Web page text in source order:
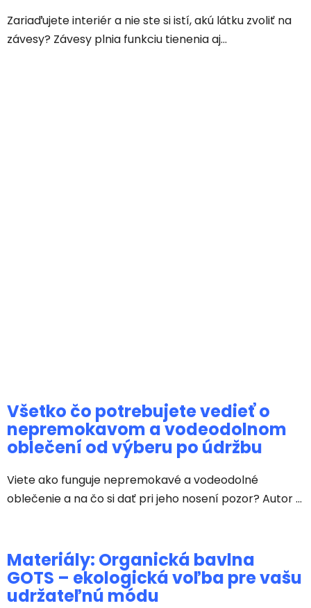
Zariaďujete interiér a nie ste si istí, akú látku zvoliť na
závesy? Závesy plnia funkciu tienenia aj...
Všetko čo potrebujete vedieť o
nepremokavom a vodeodolnom
oblečení od výberu po údržbu
Viete ako funguje nepremokavé a vodeodolné
oblečenie a na čo si dať pri jeho nosení pozor? Autor ...
Materiály: Organická bavlna
GOTS – ekologická voľba pre vašu
udržateľnú módu